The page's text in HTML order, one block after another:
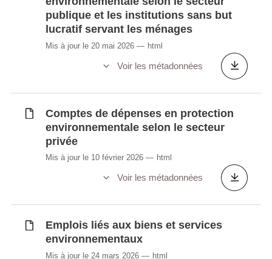
publique et les institutions sans but
lucratif servant les ménages
Mis à jour le 20 mai 2026 html
Voir les métadonnées
Comptes de dépenses en protection
environnementale selon le secteur
privée
Mis à jour le 10 février 2026 html
Voir les métadonnées
Emplois liés aux biens et services
environnementaux
Mis à jour le 24 mars 2026 html